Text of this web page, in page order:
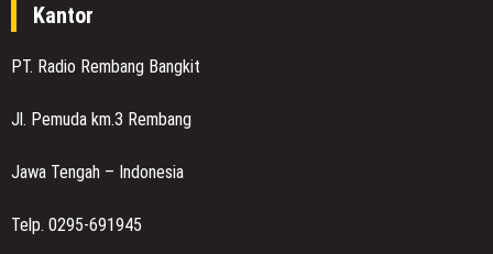
Kantor
PT. Radio Rembang Bangkit
Jl. Pemuda km.3 Rembang
Jawa Tengah – Indonesia
Telp. 0295-691945